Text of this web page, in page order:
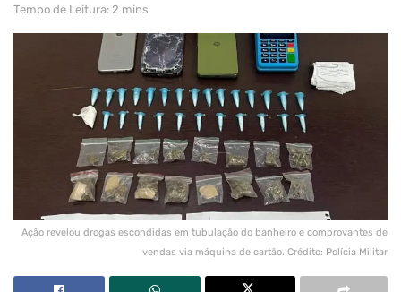
Tempo de Leitura: 2 mins
Ação revelou drogas escondidas em tubulação do banheiro e comprovantes de
vendas via máquina de cartão. Crédito: Polícia Militar